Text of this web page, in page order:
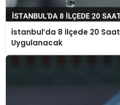
İstanbul’da 8 İlçede 20
Uygulanacak